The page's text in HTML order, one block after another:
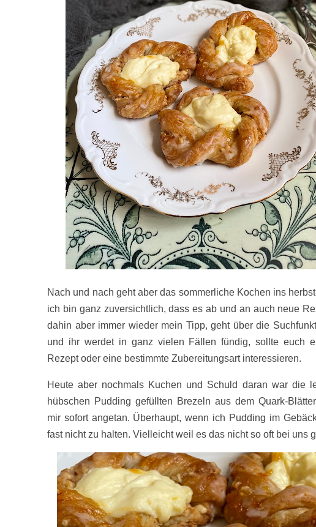
Nach und nach geht aber das sommerliche Kochen ins
ich bin ganz zuversichtlich, dass es ab und an auch neue
dahin aber immer wieder mein Tipp, geht über die
und ihr werdet in ganz vielen Fällen fündig, sollte euch
Rezept oder eine bestimmte Zubereitungsart interessieren.
Heute aber nochmals Kuchen und Schuld daran war die
hübschen Pudding gefüllten Brezeln aus dem Quark-
mir sofort angetan. Überhaupt, wenn ich Pudding im
fast nicht zu halten. Vielleicht weil es das nicht so oft bei uns